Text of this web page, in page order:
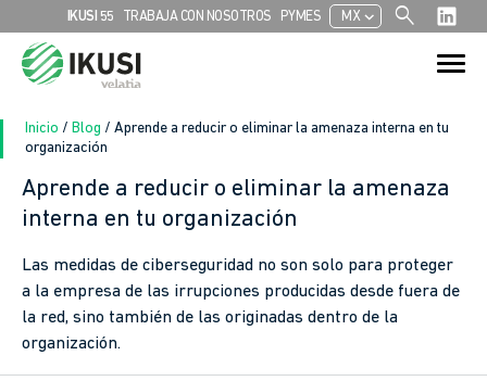
IKUSI 55 TRABAJA CON NOSOTROS PYMES MXchevron_left search
Search
for:
Search Button
Inicio / Blog / Aprende a reducir o eliminar la amenaza interna en tu
organización
Aprende a reducir o eliminar la amenaza
interna en tu organización
Las medidas de ciberseguridad no son solo para proteger
a la empresa de las irrupciones producidas desde fuera de
la red, sino también de las originadas dentro de la
organización.